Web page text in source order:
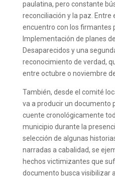
paulatina, pero constante
reconciliación y la paz. Entre
encuentro con los firmantes
Implementación de planes
Desaparecidos y una
reconocimiento de verdad,
entre octubre o noviembre
También, desde el comité
va a producir un documento
cuente cronológicamente
municipio durante la
selección de algunas
narradas a cabalidad, se
hechos victimizantes que
documento busca visibilizar